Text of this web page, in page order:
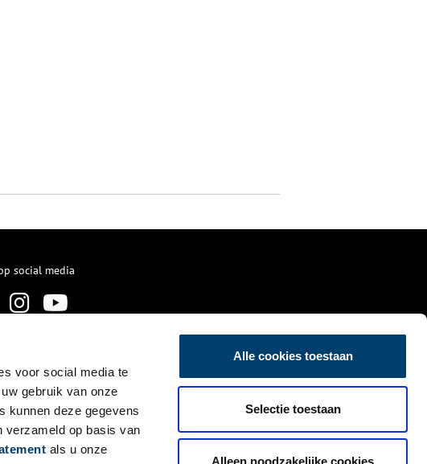
voor social media te
gebruik van onze
kunnen deze gegevens
verzameld op basis van
als u onze
Alle cookies toestaan
Selectie toestaan
Alleen noodzakelijke cookies
social media